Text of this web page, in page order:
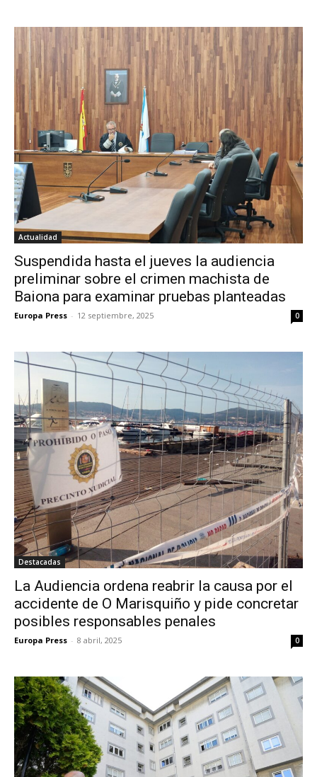
Actualidad
Suspendida hasta el jueves la audiencia
preliminar sobre el crimen machista de
Baiona para examinar pruebas planteadas
Europa Press - 12 septiembre, 2025 0
Destacadas
La Audiencia ordena reabrir la causa por el
accidente de O Marisquiño y pide concretar
posibles responsables penales
Europa Press - 8 abril, 2025 0